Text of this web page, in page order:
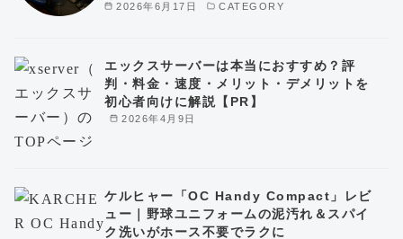
2026年6月17日 CATEGORY
2026年4月9日
エックスサーバーは本当におすすめ？評
判・料金・速度・メリット・デメリットを
初心者向けに解説【PR】
ケルヒャー「OC Handy Compact」レビ
ュー｜野球ユニフォームの泥汚れ＆スパイ
ク洗いがホース不要でラクに